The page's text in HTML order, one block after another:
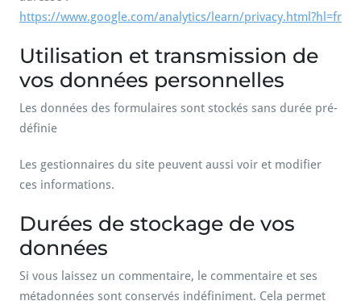
https://www.google.com/analytics/learn/privacy.html?hl=fr
Utilisation et transmission de
vos données personnelles
Les données des formulaires sont stockés sans durée pré-
définie
Les gestionnaires du site peuvent aussi voir et modifier
ces informations.
Durées de stockage de vos
données
Si vous laissez un commentaire, le commentaire et ses
métadonnées sont conservés indéfiniment. Cela permet